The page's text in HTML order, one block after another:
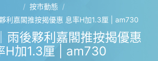
/ 按市動態 /
利嘉閣推按揭優惠 息率H加1.3厘 | am730
雨後夥利嘉閣推按揭優惠
H加1.3厘 | am730